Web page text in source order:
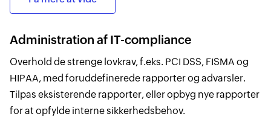
Administration af IT-compliance
Overhold de strenge lovkrav, f.eks. PCI DSS, FISMA og
HIPAA, med foruddefinerede rapporter og advarsler.
Tilpas eksisterende rapporter, eller opbyg nye rapporter
for at opfylde interne sikkerhedsbehov.